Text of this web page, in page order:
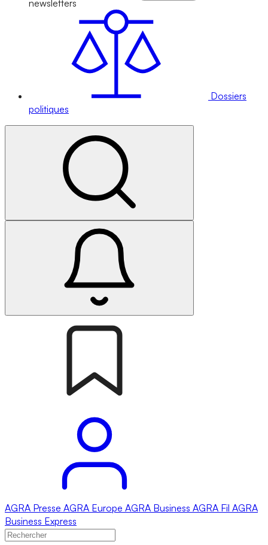
newsletters
Dossiers
politiques
AGRA Presse AGRA Europe AGRA Business AGRA Fil AGRA
Business Express